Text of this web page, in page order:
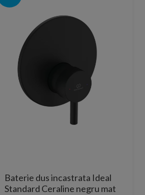
Baterie dus incastrata Ideal
Standard Ceraline negru mat